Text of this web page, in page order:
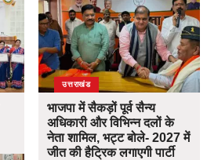
उत्तराखंड
भाजपा में सैकड़ों पूर्व सैन्य
अधिकारी और विभिन्न दलों के
नेता शामिल, भट्ट बोले- 2027 में
जीत की हैट्रिक लगाएगी पार्टी